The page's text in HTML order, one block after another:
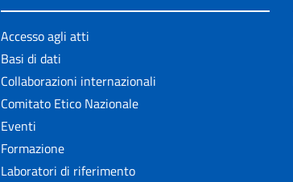
Accesso agli atti
Basi di dati
Collaborazioni internazionali
Comitato Etico Nazionale
Eventi
Formazione
Laboratori di riferimento